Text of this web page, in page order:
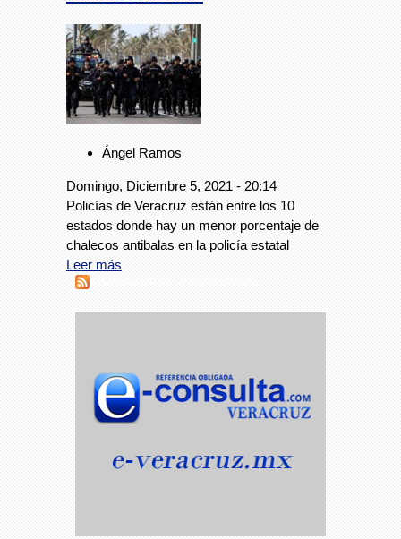
Ángel Ramos
Domingo, Diciembre 5, 2021 - 20:14
Policías de Veracruz están entre los 10
estados donde hay un menor porcentaje de
chalecos antibalas en la policía estatal
Leer más